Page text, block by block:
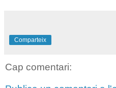
Comparteix
Cap comentari: